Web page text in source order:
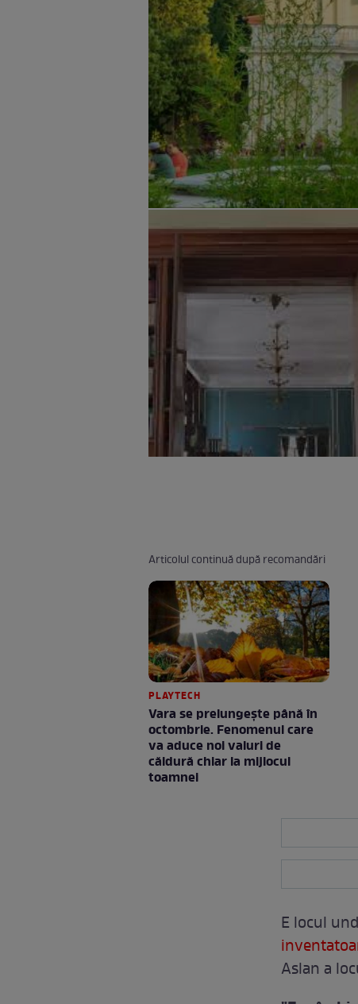
Articolul continuă după recomandări
PLAYTECH
Vara se prelungeşte până în
octombrie. Fenomenul care
va aduce noi valuri de
căldură chiar la mijlocul
toamnei
E locul
Aslan a